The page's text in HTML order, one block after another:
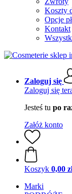
Koszty
Opcje
Kontakt
Zaloguj się
Zaloguj się
Jesteś tu po
Załóż konto
Koszyk 0,00
Marki